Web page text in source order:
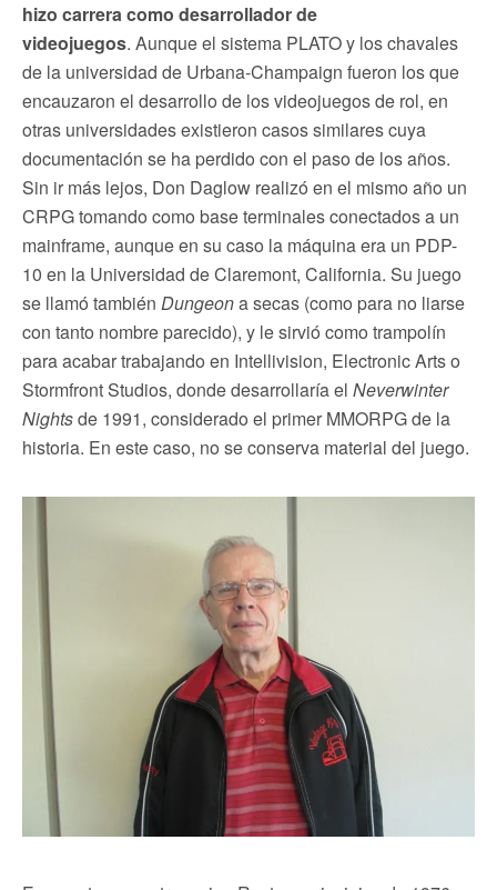
hizo carrera como desarrollador de
videojuegos. Aunque el sistema PLATO y los chavales
de la universidad de Urbana-Champaign fueron los que
encauzaron el desarrollo de los videojuegos de rol, en
otras universidades existieron casos similares cuya
documentación se ha perdido con el paso de los años.
Sin ir más lejos, Don Daglow realizó en el mismo año un
CRPG tomando como base terminales conectados a un
mainframe, aunque en su caso la máquina era un PDP-
10 en la Universidad de Claremont, California. Su juego
se llamó también Dungeona secas (como para no liarse
con tanto nombre parecido), y le sirvió como trampolín
para acabar trabajando en Intellivision, Electronic Arts o
Stormfront Studios, donde desarrollaría el Neverwinter
Nightsde 1991, considerado el primer MMORPG de la
historia. En este caso, no se conserva material del juego.